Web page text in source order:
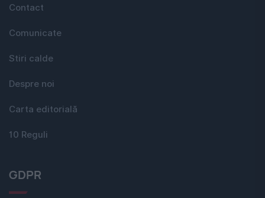
Contact
Comunicate
Stiri calde
Despre noi
Carta editorială
10 Reguli
GDPR